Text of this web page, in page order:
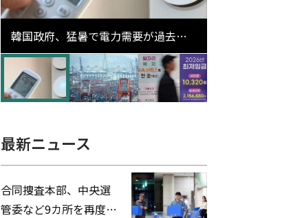
韓国政府、猛暑で電力需要が過去最
高更新の可能性に需給対応体制を点
検
最新ニュース
合同捜査本部、中央選
管委など9カ所を再度家